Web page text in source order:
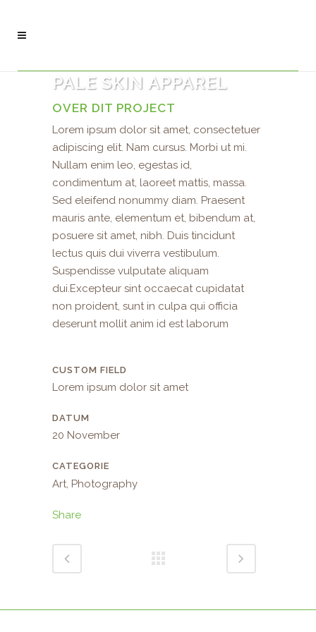
PALE SKIN APPAREL
OVER DIT PROJECT
Lorem ipsum dolor sit amet, consectetuer
adipiscing elit. Nam cursus. Morbi ut mi.
Nullam enim leo, egestas id,
condimentum at, laoreet mattis, massa.
Sed eleifend nonummy diam. Praesent
mauris ante, elementum et, bibendum at,
posuere sit amet, nibh. Duis tincidunt
lectus quis dui viverra vestibulum.
Suspendisse vulputate aliquam
dui.Excepteur sint occaecat cupidatat
non proident, sunt in culpa qui officia
deserunt mollit anim id est laborum
CUSTOM FIELD
Lorem ipsum dolor sit amet
DATUM
20 November
CATEGORIE
Art, Photography
Share